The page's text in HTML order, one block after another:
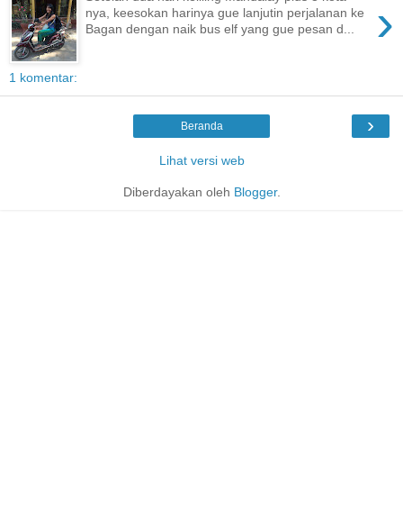
›
nya, keesokan harinya gue lanjutin perjalanan ke
Bagan dengan naik bus elf yang gue pesan d...
1 komentar:
›
Beranda
Lihat versi web
Diberdayakan oleh Blogger.